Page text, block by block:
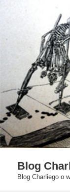
Blog
Blog Charliego o